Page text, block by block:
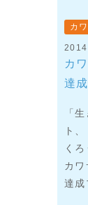
カ
カ
達
「
ト
く
カ
達成